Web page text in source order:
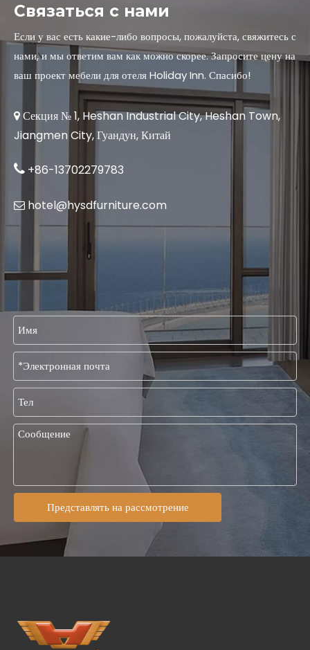
Связаться с нами
Если у вас есть какие-либо вопросы, пожалуйста, свяжитесь с
нами, и мы ответим вам как можно скорее. Запросите цену на
ваш проект мебели для отеля Holiday Inn. Спасибо!
 Секция № 1, Heshan Industrial City, Heshan Town,
Jiangmen City, Гуандун, Китай
 +86-13702279783
 hotel@hysdfurniture.com
Представлять на рассмотрение